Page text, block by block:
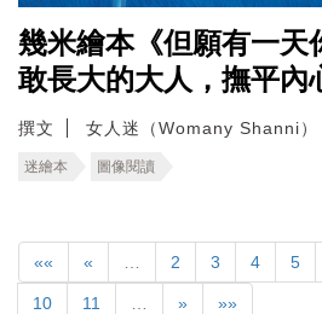
幾米繪本《但願有一天
敢長大的大人，撫平內
撰文 女人迷（Womany Shanni）
迷繪本 圖像閱讀
«« « 2 3 4 5
10 11 » »»